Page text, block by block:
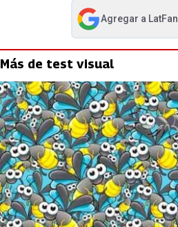
Agregar a LatFan
abre en nueva pestaña
Más de test visual